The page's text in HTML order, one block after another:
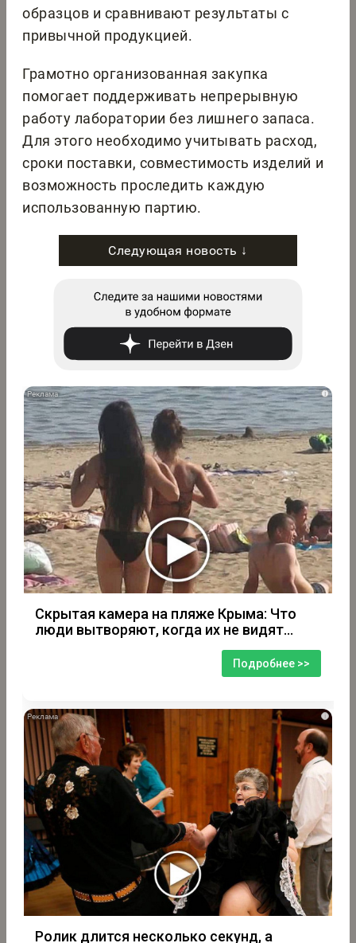
образцов и сравнивают результаты с
привычной продукцией.
Грамотно организованная закупка
помогает поддерживать непрерывную
работу лаборатории без лишнего запаса.
Для этого необходимо учитывать расход,
сроки поставки, совместимость изделий и
возможность проследить каждую
использованную партию.
Следующая новость ↓
i
Скрытая камера на пляже Крыма: Что
люди вытворяют, когда их не видят...
Подробнее >>
i
Ролик длится несколько секунд, а